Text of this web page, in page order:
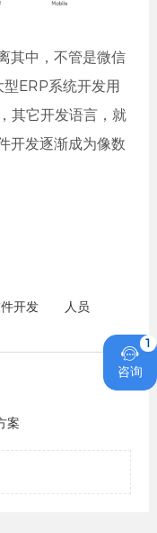
其中，不管是微信
ERP系统开发用
其它开发语言，就
开发逐渐成为像数
开发 人员
案
1

咨询